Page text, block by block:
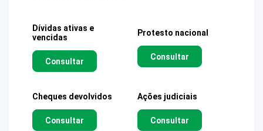
Dívidas ativas e
vencidas
Consultar
Protesto nacional
Consultar
Cheques devolvidos
Consultar
Ações judiciais
Consultar